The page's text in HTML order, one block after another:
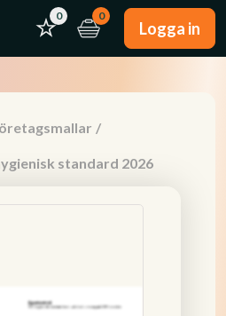
0 0
Logga in
/
standard 2026